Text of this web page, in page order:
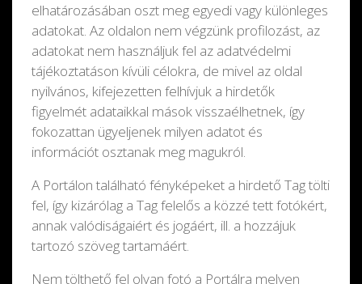
elhatározásában oszt meg egyedi vagy különleges
adatokat. Az oldalon nem végzünk profilozást, az
adatokat nem használjuk fel az adatvédelmi
tájékoztatáson kívüli célokra, de mivel az oldal
nyilvános, kifejezetten felhívjuk a hirdetők
figyelmét adataikkal mások visszaélhetnek, így
fokozattan ügyeljenek milyen adatot és
információt osztanak meg magukról.
A Portálon található fényképeket a hirdető Tag tölti
fel, így kizárólag a Tag felelős a közzé tett fotókért,
annak valódiságaiért és jogáért, ill. a hozzájuk
tartozó szöveg tartamáért.
Nem tölthető fel olyan fotó a Portálra melyen